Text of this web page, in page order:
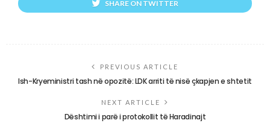
SHARE ON TWITTER
PREVIOUS ARTICLE
Ish-Kryeministri tash në opozitë: LDK arriti të nisë çkapjen e shtetit
NEXT ARTICLE
Dështimi i parë i protokollit të Haradinajt